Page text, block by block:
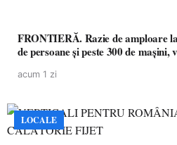
FRONTIERĂ. Razie de amploare
de persoane și peste 300 de mașini,
acum 1 zi
LOCALE